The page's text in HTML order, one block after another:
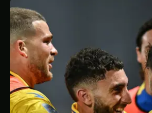
STATISTIQUES
GALERIE
À PROPOS
CONTACT